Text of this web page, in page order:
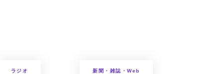
ラジオ 新聞・雑誌・Web